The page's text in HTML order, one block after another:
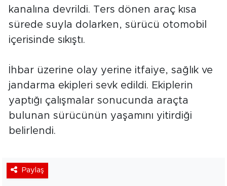
kanalına devrildi. Ters dönen araç kısa
sürede suyla dolarken, sürücü otomobil
içerisinde sıkıştı.
İhbar üzerine olay yerine itfaiye, sağlık ve
jandarma ekipleri sevk edildi. Ekiplerin
yaptığı çalışmalar sonucunda araçta
bulunan sürücünün yaşamını yitirdiği
belirlendi.
Paylaş